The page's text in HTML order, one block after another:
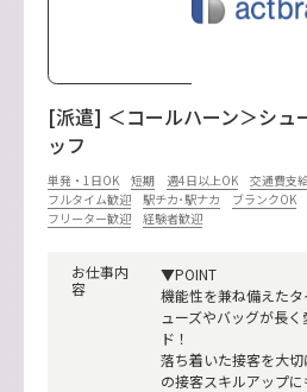
[派遣] ＜コールハーン＞シュ
ッフ
単発・1日OK 短期 週4日以上OK 交通費支
フルタイム歓迎
駅チカ･駅ナカ ブランクOK
フリーター歓迎
経験者歓迎
お仕事内
容
▼POINT
機能性を兼ね備えた
ューズやバッグが長
ド！
落ち着いた接客を大
の接客スキルアップ